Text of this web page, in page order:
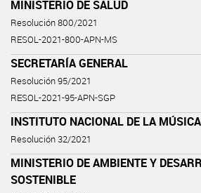
MINISTERIO DE SALUD
Resolución 800/2021
RESOL-2021-800-APN-MS
SECRETARÍA GENERAL
Resolución 95/2021
RESOL-2021-95-APN-SGP
INSTITUTO NACIONAL DE LA MÚSICA
Resolución 32/2021
MINISTERIO DE AMBIENTE Y
SOSTENIBLE